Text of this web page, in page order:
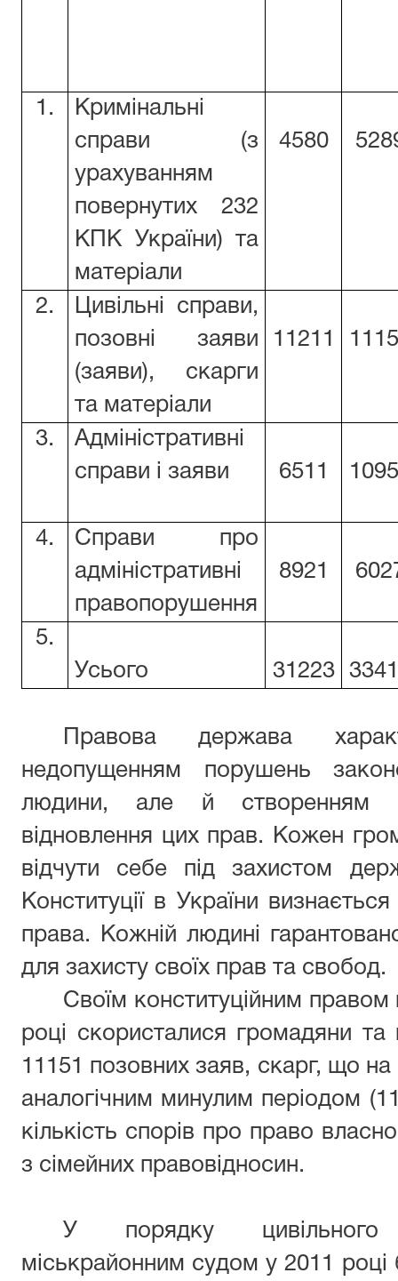
1.
Кримінальні
справи (з
урахуванням
повернутих 232
КПК України) та
матеріали
4580
2.
Цивільні справи,
позовні заяви
(заяви), скарги
та матеріали
11211
3.
Адміністративні
справи і заяви
6511
4.
Справи про
адміністративні
правопорушення
8921
5.
Усього
31223
Правова держава
недопущенням порушень
людини, але й створенням
відновлення цих прав. Кожен
відчути себе під захистом
Конституції в України
права. Кожній людині
для захисту своїх прав та свобод.
Своїм конституційним
році скористалися громадяни
11151 позовних заяв, скарг, що
аналогічним минулим періодом
кількість спорів про право
з сімейних правовідносин.
У порядку цивільного
міськрайонним судом у 2011 році